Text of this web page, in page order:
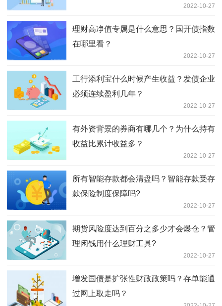
2022-10-27
理财高净值专属是什么意思？国开债指数
在哪里看？
2022-10-27
工行添利宝什么时候产生收益？发债企业
必须连续盈利几年？
2022-10-27
有外资背景的券商有哪几个？为什么持有
收益比累计收益多？
2022-10-27
所有智能存款都会清盘吗？智能存款受存
款保险制度保障吗?
2022-10-27
期货风险度达到百分之多少才会爆仓？管
理闲钱用什么理财工具?
2022-10-27
增发国债是扩张性财政政策吗？存单能通
过网上取走吗？